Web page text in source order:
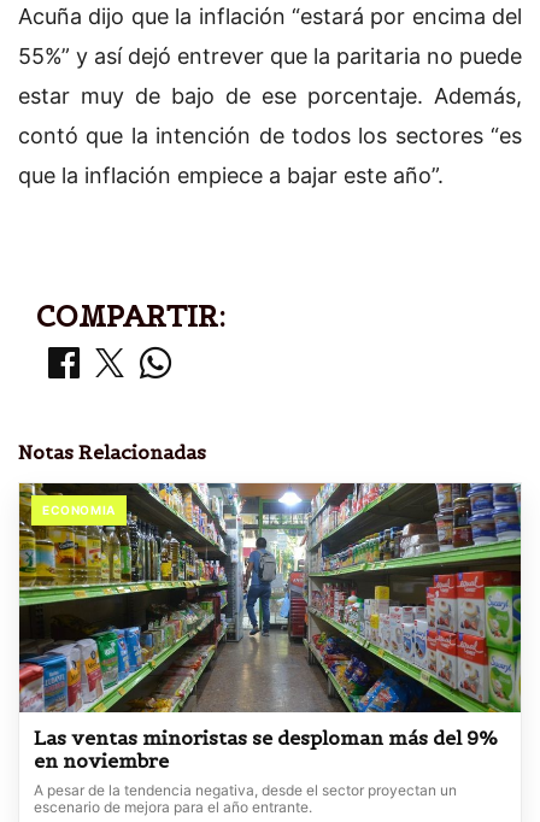
Acuña dijo que la inflación “estará por encima del
55%” y así dejó entrever que la paritaria no puede
estar muy de bajo de ese porcentaje. Además,
contó que la intención de todos los sectores “es
que la inflación empiece a bajar este año”.
COMPARTIR:
Notas Relacionadas
ECONOMIA
Las ventas minoristas se desploman más del 9%
en noviembre
A pesar de la tendencia negativa, desde el sector proyectan un
escenario de mejora para el año entrante.